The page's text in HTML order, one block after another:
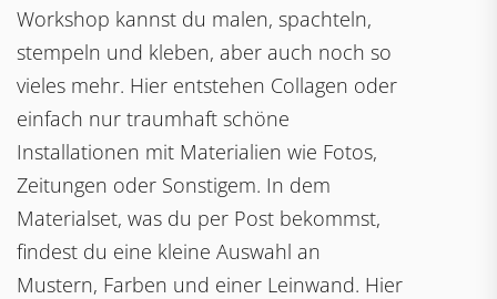
Workshop kannst du malen, spachteln,
stempeln und kleben, aber auch noch so
vieles mehr. Hier entstehen Collagen oder
einfach nur traumhaft schöne
Installationen mit Materialien wie Fotos,
Zeitungen oder Sonstigem. In dem
Materialset, was du per Post bekommst,
findest du eine kleine Auswahl an
Mustern, Farben und einer Leinwand. Hier